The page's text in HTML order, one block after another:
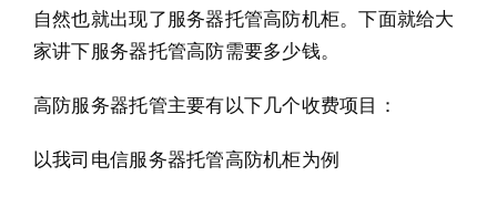
自然也就出现了服务器托管高防机柜。下面就给大
家讲下服务器托管高防需要多少钱。
高防服务器托管主要有以下几个收费项目：
以我司电信服务器托管高防机柜为例